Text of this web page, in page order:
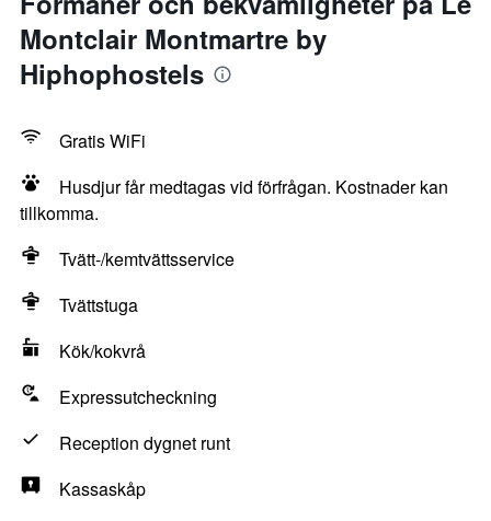
Montclair Montmartre by
Hiphophostels
Gratis WiFi
Husdjur får medtagas vid förfrågan. Kostnader kan
tillkomma.
Tvätt-/kemtvättsservice
Tvättstuga
Kök/kokvrå
Expressutcheckning
Reception dygnet runt
Kassaskåp